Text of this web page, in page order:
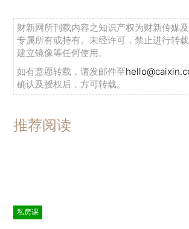
财新网所刊载内容之知识产权为财新传媒
专属所有或持有。未经许可，禁止进行转
建立镜像等任何使用。
如有意愿转载，请发邮件至
确认及授权后，方可转载。
推荐阅读
私房课